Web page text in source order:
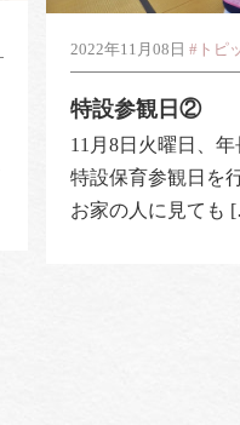
2022年11月08日 #トピ
特設参観日②
11月8日火曜日、
特設保育参観日を
お家の人に見ても